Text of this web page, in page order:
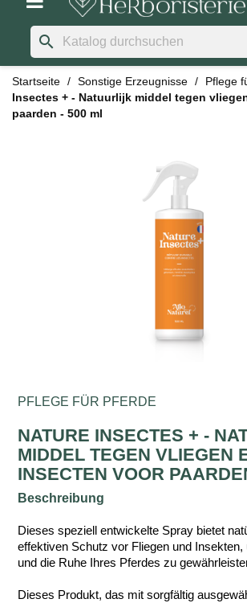
search
Startseite Sonstige Erzeugnisse Pflege
Insectes + - Natuurlijk middel tegen
paarden - 500 ml
PFLEGE FÜR PFERDE
NATURE INSECTES + -
MIDDEL TEGEN VLIEGEN
INSECTEN VOOR
Beschreibung
Dieses speziell entwickelte Spray bietet
effektiven Schutz vor Fliegen und
und die Ruhe Ihres Pferdes zu
Dieses Produkt, das mit sorgfältig